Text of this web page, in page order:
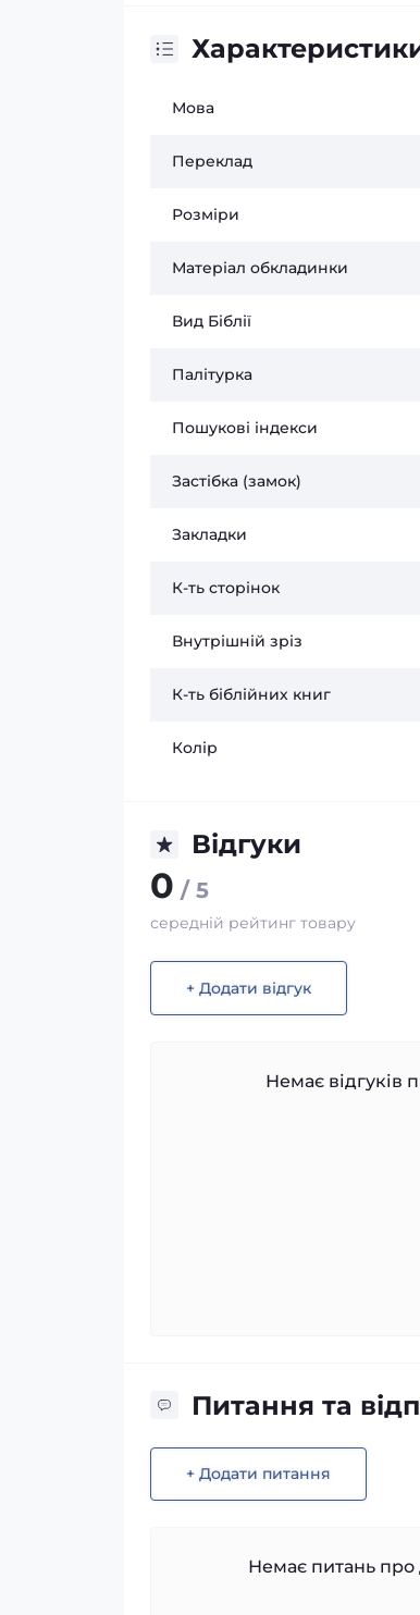
Мова
Переклад
Розміри
Матеріал обкладинки
Вид Біблії
Палітурка
Пошукові індекси
Застібка (замок)
Закладки
К-ть сторінок
Внутрішній зріз
К-ть біблійних книг
Колір
Відгуки
0 / 5
середній рейтинг товару
+ Додати відгук
Немає відгуків
Питання та
+ Додати питання
Немає питань про